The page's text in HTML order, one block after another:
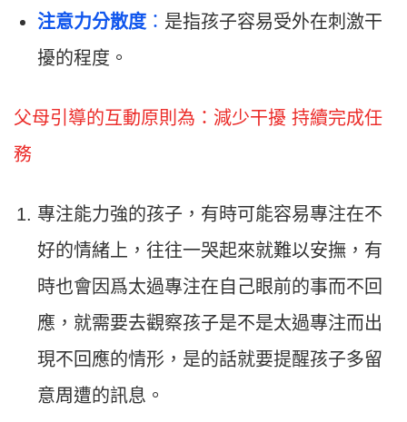
注意力分散度 ： 是指孩子容易受外在刺激干
擾的程度。
父母引導的互動原則為：減少干擾 持續完成任
務
專注能力強的孩子，有時可能容易專注在不
好的情緒上，往往一哭起來就難以安撫，有
時也會因爲太過專注在自己眼前的事而不回
應，就需要去觀察孩子是不是太過專注而出
現不回應的情形，是的話就要提醒孩子多留
意周遭的訊息。